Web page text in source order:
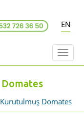
EN
Toggle
Domates